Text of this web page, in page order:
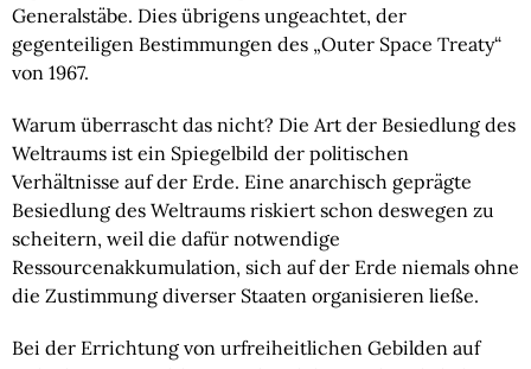
Generalstäbe. Dies übrigens ungeachtet, der
gegenteiligen Bestimmungen des „Outer Space Treaty“
von 1967.
Warum überrascht das nicht? Die Art der Besiedlung des
Weltraums ist ein Spiegelbild der politischen
Verhältnisse auf der Erde. Eine anarchisch geprägte
Besiedlung des Weltraums riskiert schon deswegen zu
scheitern, weil die dafür notwendige
Ressourcenakkumulation, sich auf der Erde niemals ohne
die Zustimmung diverser Staaten organisieren ließe.
Bei der Errichtung von urfreiheitlichen Gebilden auf